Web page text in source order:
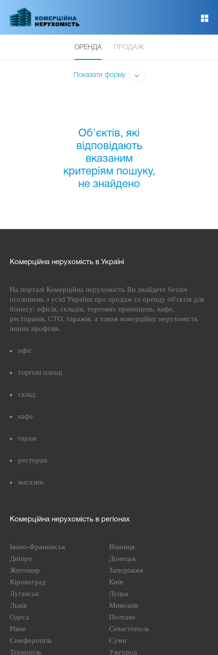
основного
ОРЕНДА ПРОДАЖ
Показати форму
Об'єктів, які
відповідають
вказаним
критеріям пошуку,
не знайдено
Комерційна нерухомість в Україні
На порталі Комерційна нерухомість Ви знайдете безліч
оголошень з усієї України про продаж та оренду об'єктів для
бізнесу: офісів, складів, торгових приміщень, кафе,
ресторанів, СТО, гаражів, а також комерційну нерухомість
інших профілів.
офіс
торгові площі
склад
кафе
гараж
ресторан
магазин
Комерційна нерухомість в регіонах
Івано-Франківськ
Вінниця
Дніпро
Донецьк
Житомир
Запоріжжя
Кіровоград
Київ
Луганськ
Луцьк
Львів
Миколаїв
Одеса
Полтава
Рівне
Севастополь
Симферопіль
Суми
Тернопіль
Ужгород